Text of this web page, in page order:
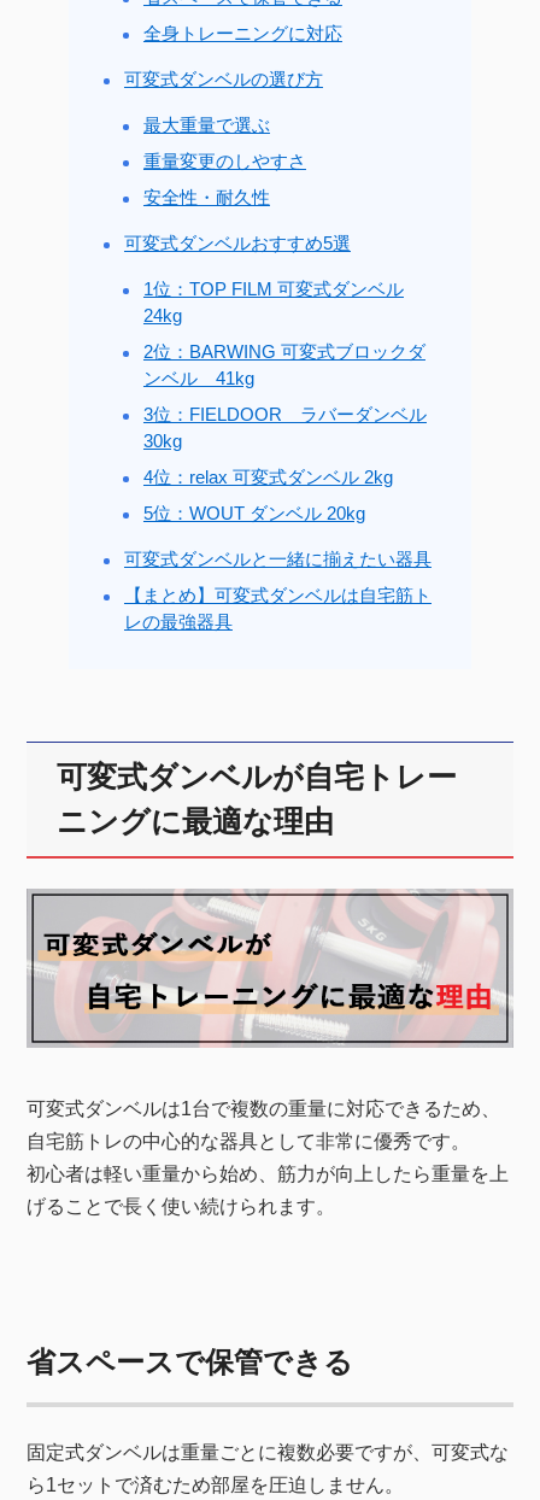
全身トレーニングに対応
可変式ダンベルの選び方
最大重量で選ぶ
重量変更のしやすさ
安全性・耐久性
可変式ダンベルおすすめ5選
1位：TOP FILM 可変式ダンベル
24kg
2位：BARWING 可変式ブロックダ
ンベル 41kg
3位：FIELDOOR ラバーダンベル
30kg
4位：relax 可変式ダンベル 2kg
5位：WOUT ダンベル 20kg
可変式ダンベルと一緒に揃えたい器具
【まとめ】可変式ダンベルは自宅筋ト
レの最強器具
可変式ダンベルが自宅トレー
ニングに最適な理由
可変式ダンベルは1台で複数の重量に対応できるため、
自宅筋トレの中心的な器具として非常に優秀です。
初心者は軽い重量から始め、筋力が向上したら重量を上
げることで長く使い続けられます。
省スペースで保管できる
固定式ダンベルは重量ごとに複数必要ですが、可変式な
ら1セットで済むため部屋を圧迫しません。